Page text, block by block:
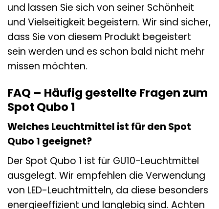
und lassen Sie sich von seiner Schönheit
und Vielseitigkeit begeistern. Wir sind sicher,
dass Sie von diesem Produkt begeistert
sein werden und es schon bald nicht mehr
missen möchten.
FAQ – Häufig gestellte Fragen zum
Spot Qubo 1
Welches Leuchtmittel ist für den Spot
Qubo 1 geeignet?
Der Spot Qubo 1 ist für GU10-Leuchtmittel
ausgelegt. Wir empfehlen die Verwendung
von LED-Leuchtmitteln, da diese besonders
energieeffizient und langlebig sind. Achten